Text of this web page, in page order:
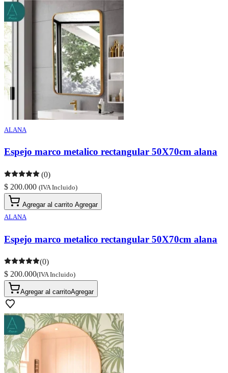
ALANA
Espejo marco metalico rectangular 50X70cm alana
(0)
$ 200.000 (IVA Incluido)
Agregar al carrito Agregar
ALANA
Espejo marco metalico rectangular 50X70cm alana
(0)
$ 200.000(IVA Incluido)
Agregar al carritoAgregar